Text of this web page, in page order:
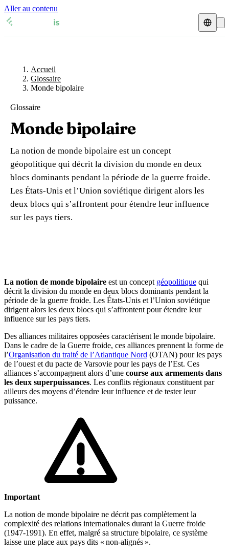
Aller au contenu
🇫🇷 France
🇬🇧 Royaume-Uni
🇧🇪 Belgique
🇮🇹 Italie
🇳🇴 Norvège
🇱🇺
Amazon
Fiches TVA
🇫🇷 France
🇬🇧
🇨🇭 Suisse
🇧🇪
🇩🇪Allemagne
🇮🇹 Italie
🇳🇴 Norvège
Toutes les fiches pays
Expert-comptable
Expert-comptable e-commerce
Expert-comptable Amazon
Ressources & Blog
Blog
Glossaire
Vérifier un n° TVA
Calculateur de TVA
Accueil
Glossaire
Monde bipolaire
Glossaire
Monde bipolaire
La notion de monde bipolaire est un concept
géopolitique qui décrit la division du monde en deux
blocs dominants pendant la période de la guerre froide.
Les États-Unis et l’Union soviétique dirigent alors les
deux blocs qui s’affrontent pour étendre leur influence
sur les pays tiers.
La notion de monde bipolaire est un concept géopolitique qui
décrit la division du monde en deux blocs dominants pendant la
période de la guerre froide. Les États-Unis et l’Union soviétique
dirigent alors les deux blocs qui s’affrontent pour étendre leur
influence sur les pays tiers.
Des alliances militaires opposées caractérisent le monde bipolaire.
Dans le cadre de la Guerre froide, ces alliances prennent la forme de
l’Organisation du traité de l’Atlantique Nord (OTAN) pour les pays
de l’ouest et du pacte de Varsovie pour les pays de l’Est. Ces
alliances s’accompagnent alors d’une course aux armements dans
les deux superpuissances. Les conflits régionaux constituent par
ailleurs des moyens d’étendre leur influence et de tester leur
puissance.
Important
La notion de monde bipolaire ne décrit pas complètement la
complexité des relations internationales durant la Guerre froide
(1947-1991). En effet, malgré sa structure bipolaire, ce système
laisse une place aux pays dits « non-alignés ».